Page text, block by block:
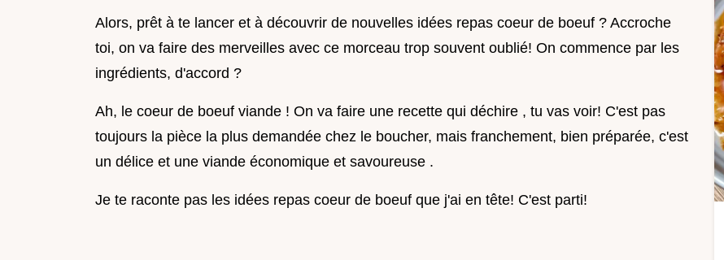
Alors, prêt à te lancer et à découvrir de nouvelles idées repas coeur de boeuf ? Accroche
toi, on va faire des merveilles avec ce morceau trop souvent oublié! On commence par les
ingrédients, d'accord ?
Ah, le coeur de boeuf viande ! On va faire une recette qui déchire , tu vas voir! C'est pas
toujours la pièce la plus demandée chez le boucher, mais franchement, bien préparée, c'est
un délice et une viande économique et savoureuse .
Je te raconte pas les idées repas coeur de boeuf que j'ai en tête! C'est parti!